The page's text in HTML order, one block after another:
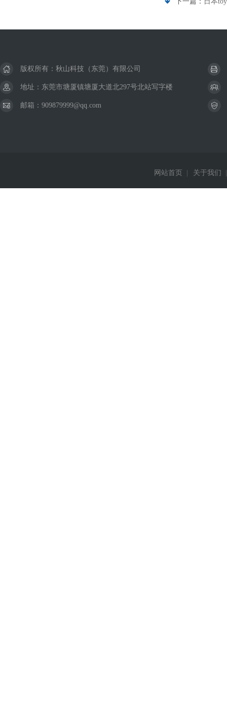
版权所有：秋山科技（东莞）有限公司
地址：东莞市塘厦镇塘厦大道北297号北站写字楼
邮箱：909879999@qq.com
网站首页 关于我们